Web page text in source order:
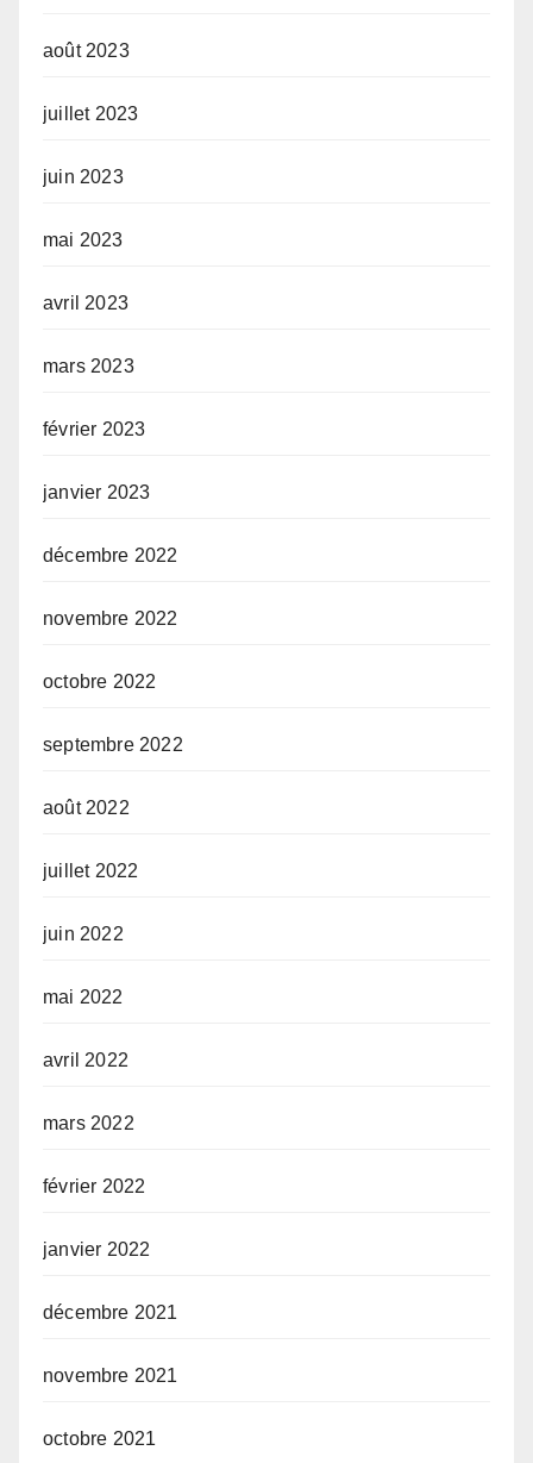
août 2023
juillet 2023
juin 2023
mai 2023
avril 2023
mars 2023
février 2023
janvier 2023
décembre 2022
novembre 2022
octobre 2022
septembre 2022
août 2022
juillet 2022
juin 2022
mai 2022
avril 2022
mars 2022
février 2022
janvier 2022
décembre 2021
novembre 2021
octobre 2021